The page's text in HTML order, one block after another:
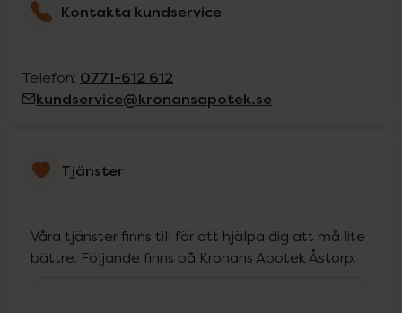
Kontakta kundservice
Telefon: 0771-612 612
kundservice@kronansapotek.se
Tjänster
Våra tjänster finns till för att hjälpa dig att må lite
bättre. Följande finns på Kronans Apotek Åstorp.